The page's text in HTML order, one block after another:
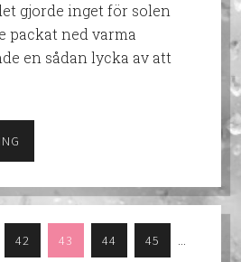
gjorde inget för solen
packat ned varma
en sådan lycka av att
42 43 44 45 …